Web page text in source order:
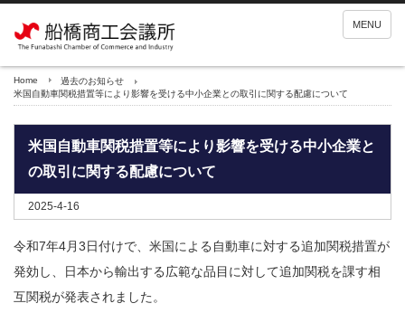
MENU
Home
過去のお知らせ
米国自動車関税措置等により影響を受ける中小企業との取引に関する配慮について
米国自動車関税措置等により影響を受ける中小企業と
の取引に関する配慮について
2025-4-16
令和7年4月3日付けで、米国による自動車に対する追加関税措置が
発効し、日本から輸出する広範な品目に対して追加関税を課す相
互関税が発表されました。